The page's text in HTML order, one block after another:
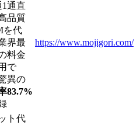
1通直
品質
を代
界最
料金
で
異の
83.7%
https://www.mojigori.com/
ト代